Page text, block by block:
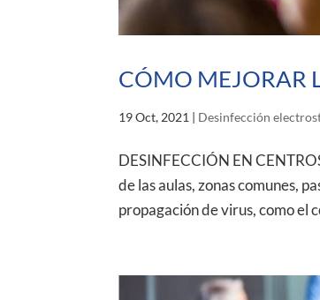
CÓMO MEJORAR
19 Oct, 2021 | Desinfección
DESINFECCIÓN EN
de las aulas, zonas comunes,
propagación de virus, como el